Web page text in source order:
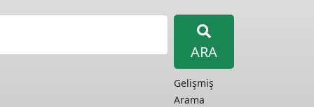
ARA
Gelişmiş
Arama